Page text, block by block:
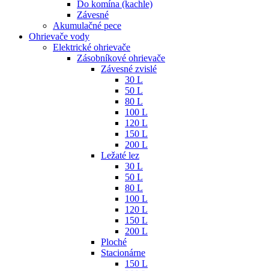
Do komína (kachle)
Závesné
Akumulačné pece
Ohrievače vody
Elektrické ohrievače
Zásobníkové ohrievače
Závesné zvislé
30 L
50 L
80 L
100 L
120 L
150 L
200 L
Ležaté lez
30 L
50 L
80 L
100 L
120 L
150 L
200 L
Ploché
Stacionárne
150 L